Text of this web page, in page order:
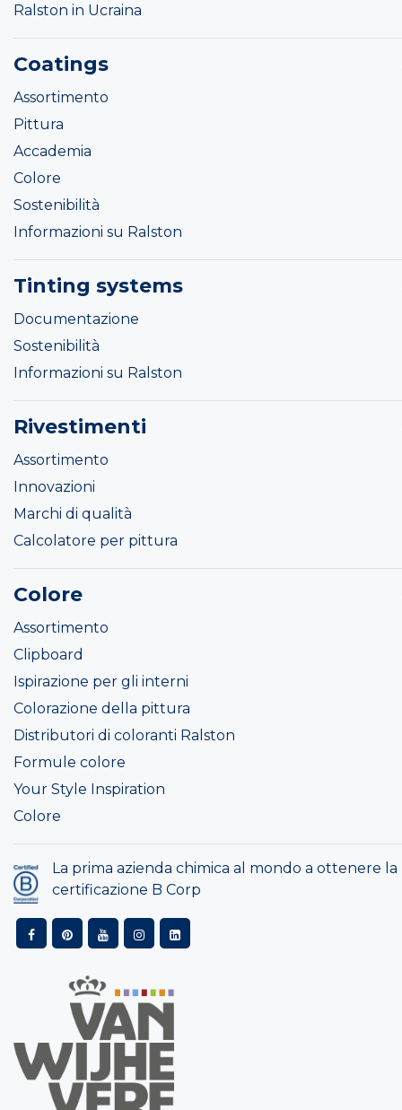
Ralston in Ucraina
Coatings
Assortimento
Pittura
Accademia
Colore
Sostenibilità
Informazioni su Ralston
Tinting systems
Documentazione
Sostenibilità
Informazioni su Ralston
Rivestimenti
Assortimento
Innovazioni
Marchi di qualità
Calcolatore per pittura
Colore
Assortimento
Clipboard
Ispirazione per gli interni
Colorazione della pittura
Distributori di coloranti Ralston
Formule colore
Your Style Inspiration
Colore
La prima azienda chimica al mondo a ottenere la
certificazione B Corp